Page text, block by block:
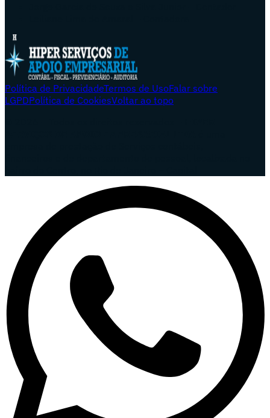
Política de PrivacidadeTermos de UsoFalar sobre
LGPDPolítica de CookiesVoltar ao topo